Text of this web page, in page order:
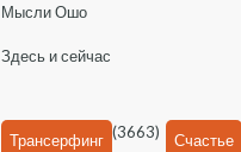
Мысли Ошо
Здесь и сейчас
Трансерфинг (3663) Счастье